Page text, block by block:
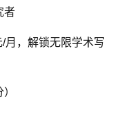
者
月，解锁无限学术写